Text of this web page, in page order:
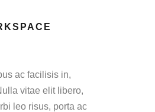
ac facilisis in,
vitae elit libero,
leo risus, porta ac